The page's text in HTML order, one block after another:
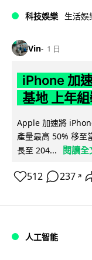
科技娛樂 生活娛
Vin 1 日
iPhone 加
基地 上年
Apple 加速將
產量最高 50% 移至
長至 204...
閱讀全
512 237 ↗
人工智能